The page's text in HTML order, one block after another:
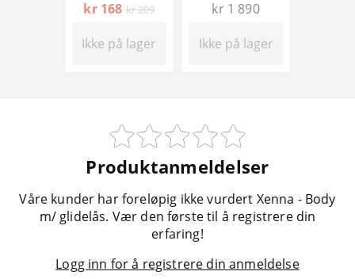
kr 168 kr 209
Ikke på lager
kr 1 890
Ikke på lager
Produktanmeldelser
Våre kunder har foreløpig ikke vurdert Xenna - Body
m/ glidelås. Vær den første til å registrere din
erfaring!
Logg inn for å registrere din anmeldelse